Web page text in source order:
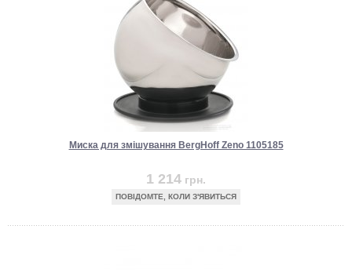
Миска для змішування BergHoff Zeno 1105185
1 214 грн.
ПОВІДОМТЕ, КОЛИ З'ЯВИТЬСЯ